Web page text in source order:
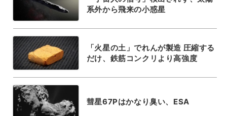
系外から飛来の小惑星
「火星の土」でれんが製造 圧縮する
だけ、鉄筋コンクリより高強度
彗星67Pはかなり臭い、ESA